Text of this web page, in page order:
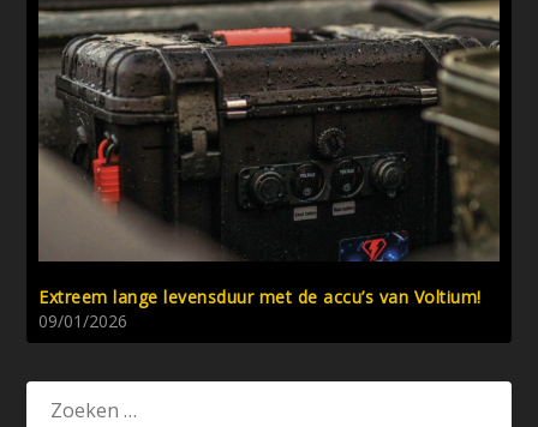
Extreem lange levensduur met de accu’s van Voltium!
09/01/2026